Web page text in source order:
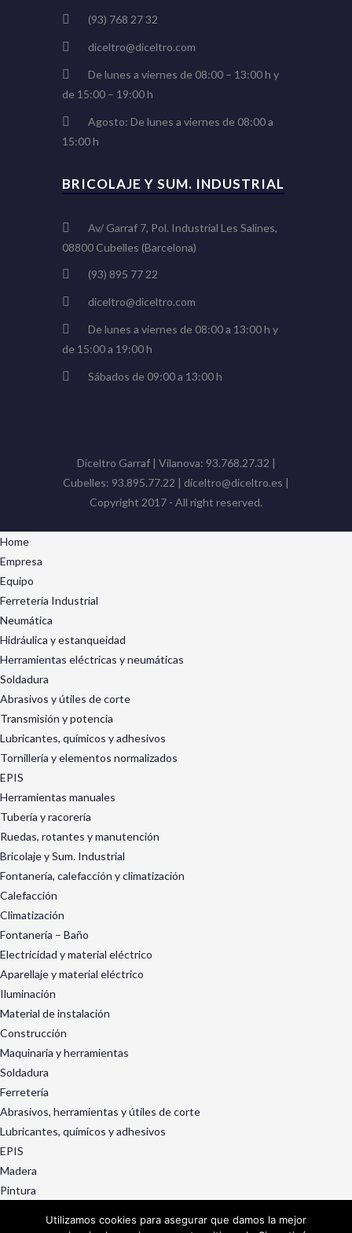
(93) 768 27 32
diceltro@diceltro.com
De lunes a viernes de 08:00 – 13:00 h y
de 15:00 – 19:00 h
Agosto: De lunes a viernes de 08:00 a
15:00 h
BRICOLAJE Y SUM. INDUSTRIAL
Av/ Garraf 7, Pol. Industrial Les Salines,
08800 Cubelles (Barcelona)
(93) 895 77 22
diceltro@diceltro.com
De lunes a viernes de 08:00 a 13:00 h y
de 15:00 a 19:00 h
Sábados de 09:00 a 13:00 h
Diceltro Garraf | Vilanova: 93.768.27.32 |
Cubelles: 93.895.77.22 | diceltro@diceltro.es |
Copyright 2017 - All right reserved.
Home
Empresa
Equipo
Ferretería Industrial
Neumática
Hidráulica y estanqueidad
Herramientas eléctricas y neumáticas
Soldadura
Abrasivos y útiles de corte
Transmisión y potencia
Lubricantes, químicos y adhesivos
Tornillería y elementos normalizados
EPIS
Herramientas manuales
Tubería y racorería
Ruedas, rotantes y manutención
Bricolaje y Sum. Industrial
Fontanería, calefacción y climatización
Calefacción
Climatización
Fontanería – Baño
Electricidad y material eléctrico
Aparellaje y material eléctrico
Iluminación
Material de instalación
Construcción
Maquinaria y herramientas
Soldadura
Ferretería
Abrasivos, herramientas y útiles de corte
Lubricantes, químicos y adhesivos
EPIS
Madera
Pintura
Ruedas, rotantes y manutención
Utilizamos cookies para asegurar que damos la mejor